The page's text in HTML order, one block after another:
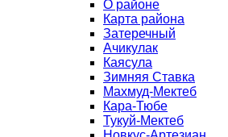
О районе
Карта района
Затеречный
Ачикулак
Каясула
Зимняя Ставка
Махмуд-Мектеб
Кара-Тюбе
Тукуй-Мектеб